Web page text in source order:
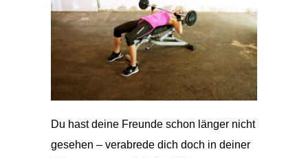
Du hast deine Freunde schon länger nicht
gesehen – verabrede dich doch in deiner